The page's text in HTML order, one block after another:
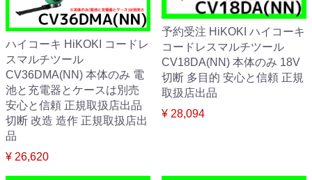
ハイコーキ HiKOKI コードレ
スマルチツール
CV36DMA(NN) 本体のみ 電
池と充電器とケースは別売
安心と信頼 正規取扱店出品
切断 改造 造作 正規取扱店出
品
¥ 26,620
予約受注 HiKOKI ハイコーキ
コードレスマルチツール
CV18DA(NN) 本体のみ 18V
切断 多目的 安心と信頼 正規
取扱店出品
¥ 28,094